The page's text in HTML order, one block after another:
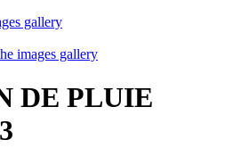
gallery
images gallery
DE PLUIE